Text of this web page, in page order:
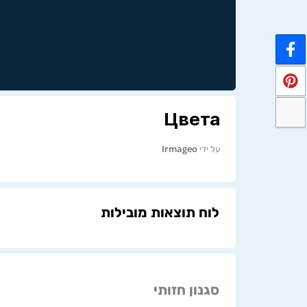
Цвета
על ידי Irmageo
לוח תוצאות מובילות
סגנון חזותי